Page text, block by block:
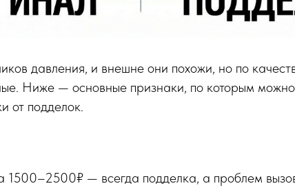
давления, и внешне они похожи, но по
Ниже — основные признаки, по которым можно
от подделок.
1500–2500₽ — всегда подделка, а проблем